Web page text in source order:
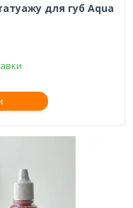
для губ Aqua